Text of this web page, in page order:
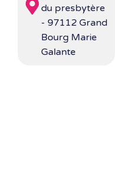
du presbytère
- 97112 Grand
Bourg Marie
Galante